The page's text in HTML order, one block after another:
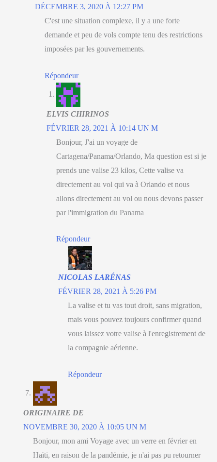
DÉCEMBRE 3, 2020 À 12:27 PM
C'est une situation complexe, il y a une forte
demande et peu de vols compte tenu des restrictions
imposées par les gouvernements.
Répondeur
ELVIS CHIRINOS
FÉVRIER 28, 2021 À 10:14 UN M
Bonjour, J'ai un voyage de
Cartagena/Panama/Orlando, Ma question est si je
prends une valise 23 kilos, Cette valise va
directement au vol qui va à Orlando et nous
allons directement au vol ou nous devons passer
par l'immigration du Panama
Répondeur
NICOLAS LARÉNAS
FÉVRIER 28, 2021 À 5:26 PM
La valise et tu vas tout droit, sans migration,
mais vous pouvez toujours confirmer quand
vous laissez votre valise à l'enregistrement de
la compagnie aérienne.
Répondeur
ORIGINAIRE DE
NOVEMBRE 30, 2020 À 10:05 UN M
Bonjour, mon ami Voyage avec un verre en février en
Haïti, en raison de la pandémie, je n'ai pas pu retourner